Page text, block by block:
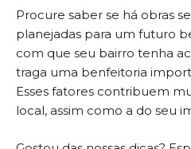
Procure saber se há obras
planejadas para um futuro
com que seu bairro tenha
traga uma benfeitoria
Esses fatores contribuem
local, assim como a do seu